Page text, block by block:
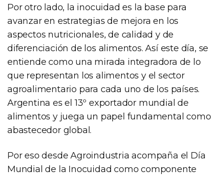
Por otro lado, la inocuidad es la base para
avanzar en estrategias de mejora en los
aspectos nutricionales, de calidad y de
diferenciación de los alimentos. Así este día, se
entiende como una mirada integradora de lo
que representan los alimentos y el sector
agroalimentario para cada uno de los países.
Argentina es el 13º exportador mundial de
alimentos y juega un papel fundamental como
abastecedor global.
Por eso desde Agroindustria acompaña el Día
Mundial de la Inocuidad como componente